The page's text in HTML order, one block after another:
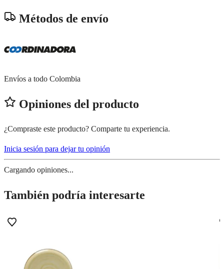
Métodos de envío
Envíos a todo Colombia
Opiniones del producto
¿Compraste este producto? Comparte tu experiencia.
Inicia sesión para dejar tu opinión
Cargando opiniones...
También podría interesarte